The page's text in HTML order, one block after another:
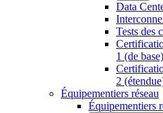
Data
Tests des
1 (de base)
2
Équipementiers réseau
Équipementiers